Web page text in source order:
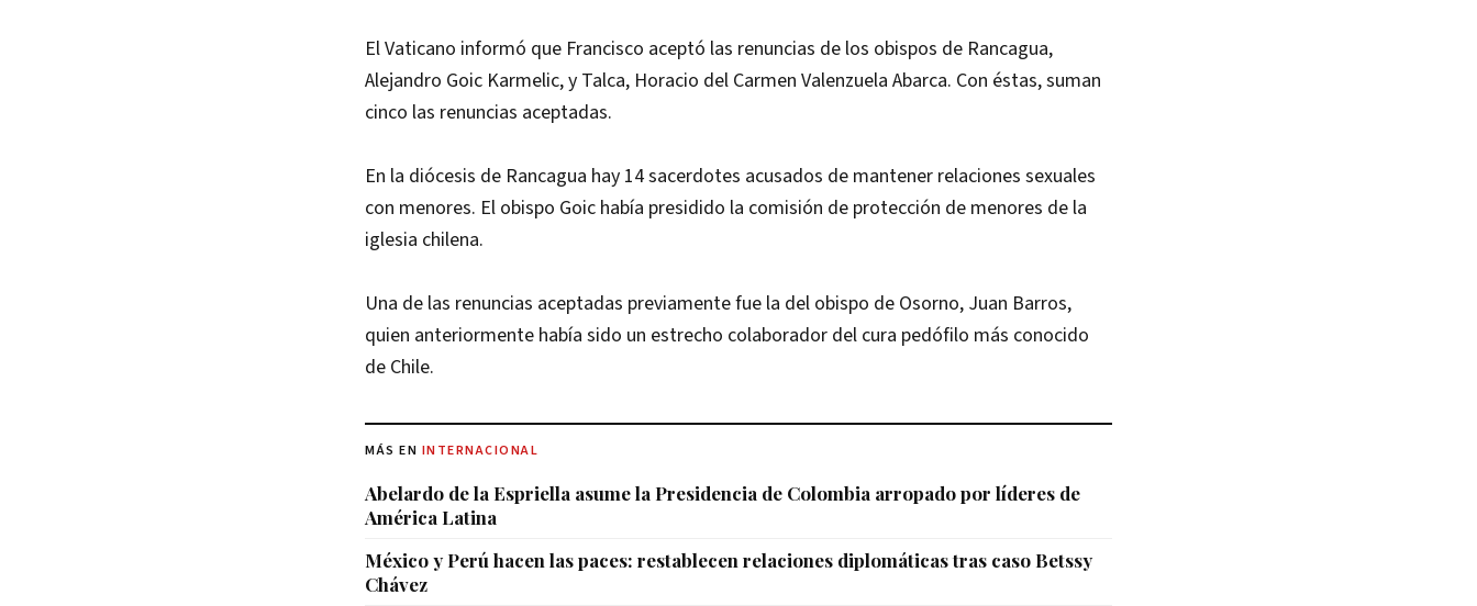
El Vaticano informó que Francisco aceptó las renuncias de los obispos de Rancagua,
Alejandro Goic Karmelic, y Talca, Horacio del Carmen Valenzuela Abarca. Con éstas, suman
cinco las renuncias aceptadas.
En la diócesis de Rancagua hay 14 sacerdotes acusados de mantener relaciones sexuales
con menores. El obispo Goic había presidido la comisión de protección de menores de la
iglesia chilena.
Una de las renuncias aceptadas previamente fue la del obispo de Osorno, Juan Barros,
quien anteriormente había sido un estrecho colaborador del cura pedófilo más conocido
de Chile.
MÁS EN INTERNACIONAL
Abelardo de la Espriella asume la Presidencia de Colombia arropado por líderes de
América Latina
México y Perú hacen las paces: restablecen relaciones diplomáticas tras caso Betssy
Chávez